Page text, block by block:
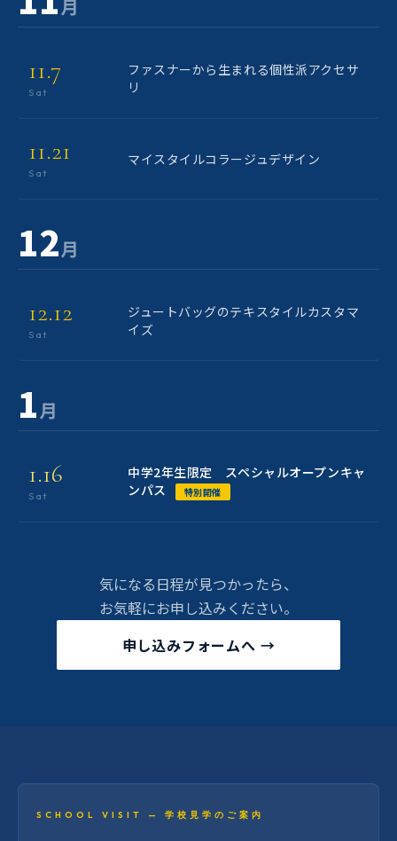
月
11.7
Sat
ファスナーから生まれる個性派アクセサ
リ
11.21
Sat
マイスタイルコラージュデザイン
12月
12.12
Sat
ジュートバッグのテキスタイルカスタマ
イズ
1月
1.16
Sat
中学2年生限定 スペシャルオープンキャ
ンパス
特別開催
気になる日程が見つかったら、
お気軽にお申し込みください。
申し込みフォームへ →
SCHOOL VISIT — 学校見学のご案内